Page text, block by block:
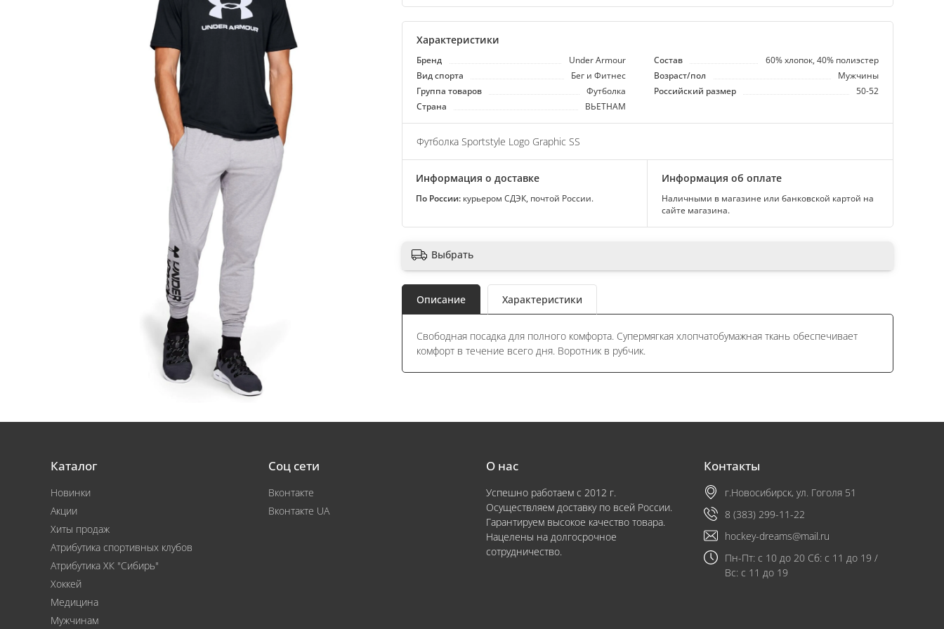
Характеристики
Бренд Under Armour Состав
60% хлопок, 40% полиэстер
Вид спорта
Бег и Фитнес Возраст/пол
Мужчины
Группа товаров
Футболка Российский размер
50-52
Страна
ВЬЕТНАМ
Футболка Sportstyle Logo Graphic SS
Информация о доставке
По России: курьером СДЭК, почтой России.
Информация об оплате
Наличными в магазине или банковской картой на
сайте магазина.
Выбрать
Описание Характеристики
Свободная посадка для полного комфорта. Супермягкая хлопчатобумажная ткань обеспечивает
комфорт в течение всего дня. Воротник в рубчик.
Каталог
Новинки
Акции
Хиты продаж
Атрибутика спортивных клубов
Атрибутика ХК "Сибирь"
Хоккей
Медицина
Мужчинам
Соц сети
Вконтакте
Вконтакте UA
О нас
Успешно работаем с 2012 г.
Осуществляем доставку по всей России.
Гарантируем высокое качество товара.
Нацелены на долгосрочное
сотрудничество.
Контакты
г.Новосибирск, ул. Гоголя 51
8 (383) 299-11-22
hockey-dreams@mail.ru
Пн-Пт: с 10 до 20 Сб: с 11 до 19 /
Вс: с 11 до 19